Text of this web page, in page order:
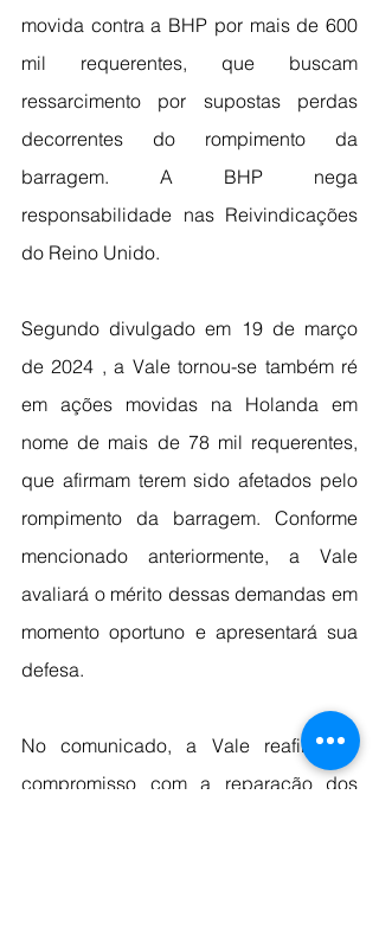
movida contra a BHP por mais de 600
mil requerentes, que buscam
ressarcimento por supostas perdas
decorrentes do rompimento da
barragem. A BHP nega
responsabilidade nas Reivindicações
do Reino Unido.
Segundo divulgado em 19 de março
de 2024 , a Vale tornou-se também ré
em ações movidas na Holanda em
nome de mais de 78 mil requerentes,
que afirmam terem sido afetados pelo
rompimento da barragem. Conforme
mencionado anteriormente, a Vale
avaliará o mérito dessas demandas em
momento oportuno e apresentará sua
defesa.
No comunicado, a Vale reafirma o
compromisso com a reparação dos